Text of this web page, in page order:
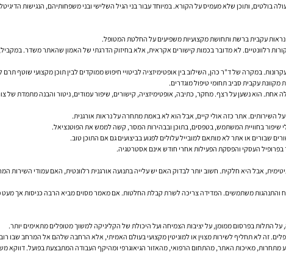
בולטים, ותוכן שלא מעמיס על הקורא. במיוחד עבור בני הגיל השלישי ובני משפחותיהם, הנגישות
נראות עקבית ברשת ותחושת מקצועיות משפיעים על החלטת המטופל.
רלוונטיים. לא מדובר בכמות קישורים אקראית, אלא בחיזוק הדרגתי של האמון שהאתר משדר.
במקרה של ד"ר כהן, השילוב בין אופטימיזציה לביטויי חיפוש ממוקדים לבין תוכן מקצועי
מקוונת עקבית סביב תחומי טיפול מוגדרים.
אחת. הוא נשען על רצף. מחקר, כתיבה, אופטימיזציה, קישורים, שיפור עמודים, ניטור והבנה מתמדת של
השירותים. אתר כזה אולי קיים, אבל הוא לא באמת מתחרה על נראות אורגנית.
שיפור בחוויית המשתמש, בטפסים, בתוכן ובבהירות המסר, קשה לממש את הפוטנציאל.
העסקי והפסקת הפעילות אחרי חודש אינם אסטרטגיה.
אבל היא חלקית. חשוב יותר לבדוק האם יש עלייה בתנועה אורגנית רלוונטית, האם עמודי השירות
והתנהגות משתמשים. המדידה צריכה לשרת קבלת החלטות. אם מאמר מסוים מביא הרבה כניסות אך מעט
התלות בפרסום ממומן, על יציבות הצמיחה ועל היכולת של הקליניקה למשוך מטופלים מתאימים יותר.
זה לא תחליף לשירות מצוין או למוניטין מקצועי בעולם האמיתי, אלא הרחבה שלהם אל המרחב שבו
מתחרות, מאיכות האתר, מהתחום הרפואי, מהאזור הגיאוגרפי ומהיקף העבודה המתבצעת בפועל. דווקא